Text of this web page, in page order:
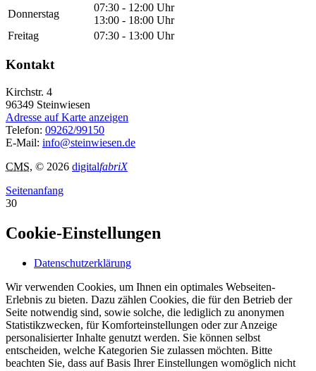
Donnerstag
07:30 - 12:00 Uhr
13:00 - 18:00 Uhr
Freitag
07:30 - 13:00 Uhr
Kontakt
Kirchstr. 4
96349 Steinwiesen
Adresse auf Karte anzeigen
Telefon: 09262/99150
E-Mail: info@steinwiesen.de
CMS, © 2026 digitalfabriX
Seitenanfang
30
Cookie-Einstellungen
Datenschutzerklärung
Wir verwenden Cookies, um Ihnen ein optimales Webseiten-
Erlebnis zu bieten. Dazu zählen Cookies, die für den Betrieb der
Seite notwendig sind, sowie solche, die lediglich zu anonymen
Statistikzwecken, für Komforteinstellungen oder zur Anzeige
personalisierter Inhalte genutzt werden. Sie können selbst
entscheiden, welche Kategorien Sie zulassen möchten. Bitte
beachten Sie, dass auf Basis Ihrer Einstellungen womöglich nicht